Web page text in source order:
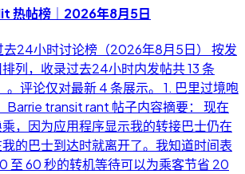
热帖榜｜2026年8月5日
24小时讨论榜（2026年8月5日） 按发
列，收录过去24小时内发帖共 13 条
。评论仅对最新 4 条展示。 1. 巴里过境咆
Barrie transit rant 帖子内容摘要： 现在
，因为应用程序显示我的转接巴士仍在
的巴士到达时就离开了。我知道时间表
至 60 秒的转机等待可以为乘客节省 20